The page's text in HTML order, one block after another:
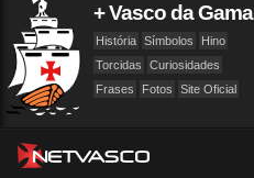
+ Vasco da Gama
História Símbolos
Hino
Torcidas
Curiosidades
Frases
Fotos Site Oficial